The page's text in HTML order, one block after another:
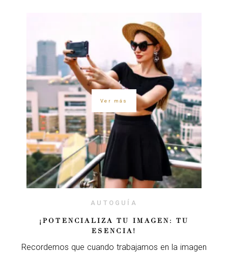
Ver más
AUTOGUÍA
¡POTENCIALIZA TU IMAGEN: TU
ESENCIA!
Recordemos que cuando trabajamos en la imagen